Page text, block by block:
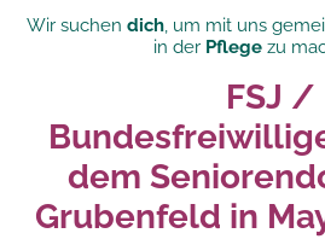
Wir suchen dich, um mit uns
in der Pflege zu
FSJ /
dem
Grubenfeld in